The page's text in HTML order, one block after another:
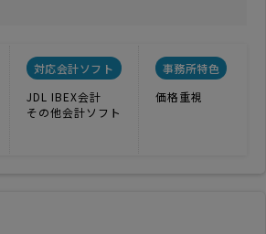
対応会計ソフト
JDL IBEX会計
その他会計ソフト
事務所特色
価格重視